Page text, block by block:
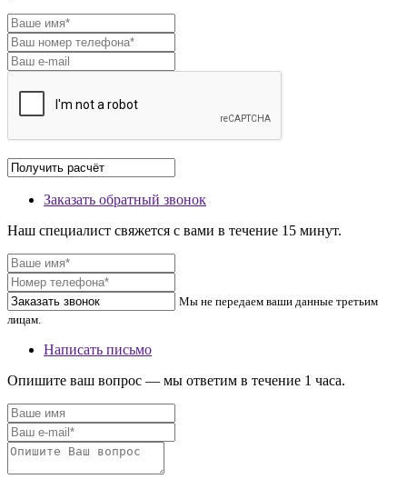
Заказать обратный звонок
Наш специалист свяжется с вами в течение 15 минут.
Мы не передаем ваши данные третьим
лицам.
Написать письмо
Опишите ваш вопрос — мы ответим в течение 1 часа.